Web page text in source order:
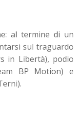
al termine di un
sul traguardo
in Libertà), podio
BP Motion) e